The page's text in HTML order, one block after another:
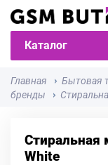
Каталог
Главная Бытовая
бренды
Стиральная
White